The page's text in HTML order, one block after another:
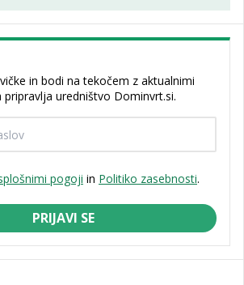
in bodi na tekočem z aktualnimi
uredništvo Dominvrt.si.
pogoji in Politiko zasebnosti.
PRIJAVI SE